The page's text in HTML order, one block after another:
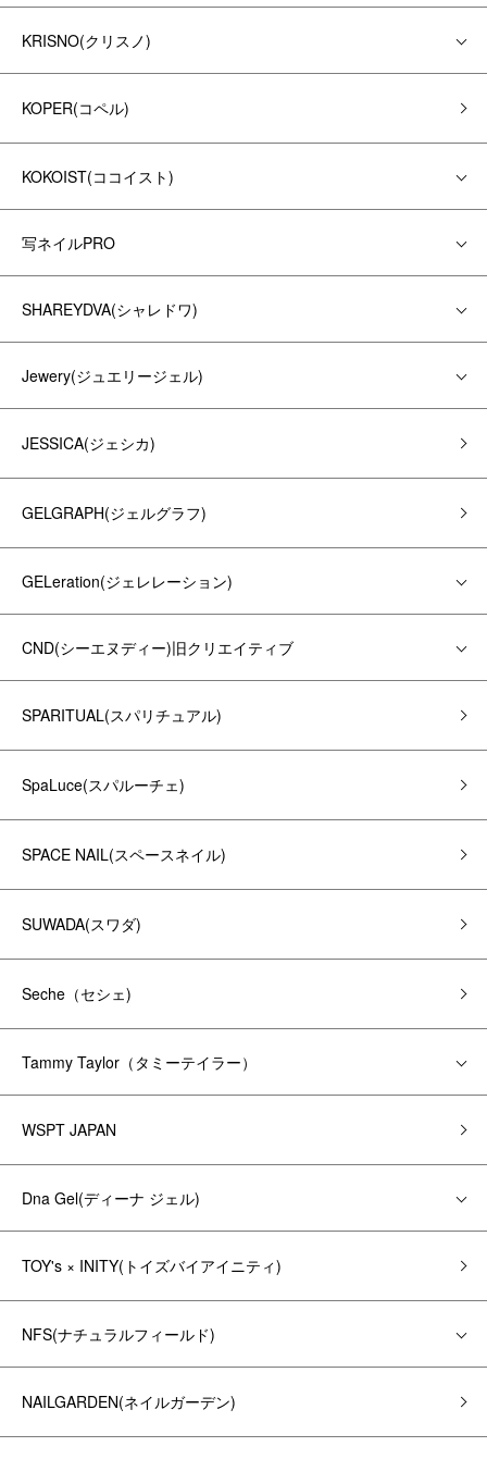
KRISNO(クリスノ)
KOPER(コペル)
KOKOIST(ココイスト)
写ネイルPRO
SHAREYDVA(シャレドワ)
Jewery(ジュエリージェル)
JESSICA(ジェシカ)
GELGRAPH(ジェルグラフ)
GELeration(ジェレレーション)
CND(シーエヌディー)旧クリエイティブ
SPARITUAL(スパリチュアル)
SpaLuce(スパルーチェ)
SPACE NAIL(スペースネイル)
SUWADA(スワダ)
Seche（セシェ)
Tammy Taylor（タミーテイラー）
WSPT JAPAN
Dna Gel(ディーナ ジェル)
TOY's × INITY(トイズバイアイニティ)
NFS(ナチュラルフィールド)
NAILGARDEN(ネイルガーデン)